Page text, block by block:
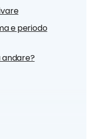
e periodo
andare?